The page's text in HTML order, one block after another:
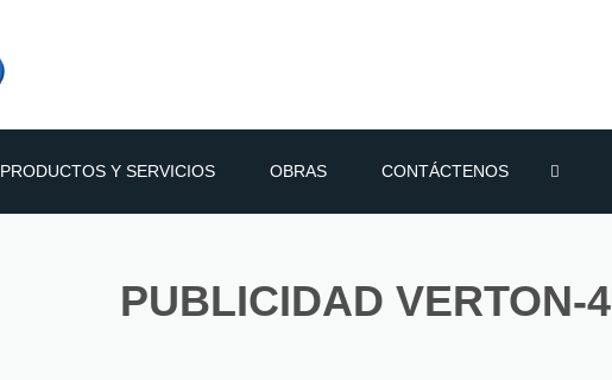
PRODUCTOS Y SERVICIOS
PANELES DE POLIESTIRENO
OBRAS CONTÁCTENOS
PUBLICIDAD VERTON-4